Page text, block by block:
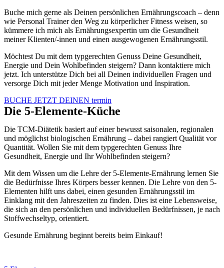
Buche mich gerne als Deinen persönlichen Ernährungscoach – denn
wie Personal Trainer den Weg zu körperlicher Fitness weisen, so
kümmere ich mich als Ernährungsexpertin um die Gesundheit
meiner Klienten/-innen und einen ausgewogenen Ernährungsstil.
Möchtest Du mit dem typgerechten Genuss Deine Gesundheit,
Energie und Dein Wohlbefinden steigern? Dann kontaktiere mich
jetzt. Ich unterstütze Dich bei all Deinen individuellen Fragen und
versorge Dich mit jeder Menge Motivation und Inspiration.
BUCHE JETZT DEINEN termin
Die 5-Elemente-Küche
Die TCM-Diätetik basiert auf einer bewusst saisonalen, regionalen
und möglichst biologischen Ernährung – dabei rangiert Qualität vor
Quantität. Wollen Sie mit dem typgerechten Genuss Ihre
Gesundheit, Energie und Ihr Wohlbefinden steigern?
Mit dem Wissen um die Lehre der 5-Elemente-Ernährung lernen Sie
die Bedürfnisse Ihres Körpers besser kennen. Die Lehre von den 5-
Elementen hilft uns dabei, einen gesunden Ernährungsstil im
Einklang mit den Jahreszeiten zu finden. Dies ist eine Lebensweise,
die sich an den persönlichen und individuellen Bedürfnissen, je nach
Stoffwechseltyp, orientiert.
Gesunde Ernährung beginnt bereits beim Einkauf!